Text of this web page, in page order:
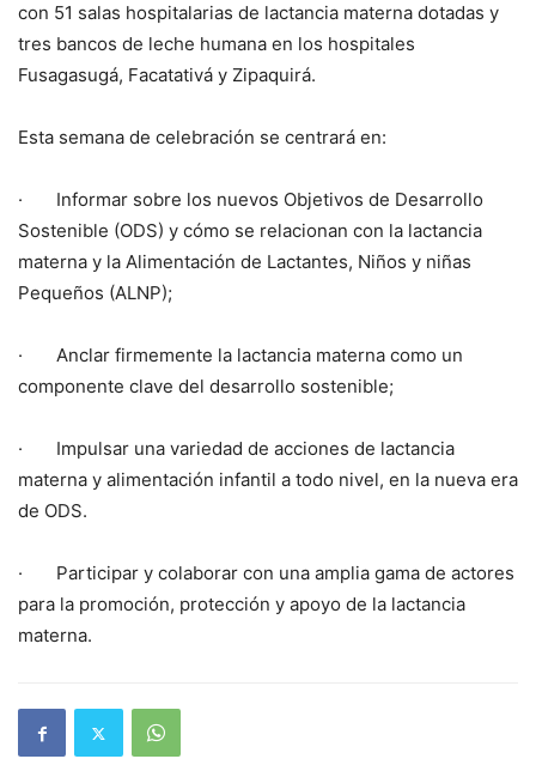
con 51 salas hospitalarias de lactancia materna dotadas y
tres bancos de leche humana en los hospitales
Fusagasugá, Facatativá y Zipaquirá.
Esta semana de celebración se centrará en:
· Informar sobre los nuevos Objetivos de Desarrollo
Sostenible (ODS) y cómo se relacionan con la lactancia
materna y la Alimentación de Lactantes, Niños y niñas
Pequeños (ALNP);
· Anclar firmemente la lactancia materna como un
componente clave del desarrollo sostenible;
· Impulsar una variedad de acciones de lactancia
materna y alimentación infantil a todo nivel, en la nueva era
de ODS.
· Participar y colaborar con una amplia gama de actores
para la promoción, protección y apoyo de la lactancia
materna.